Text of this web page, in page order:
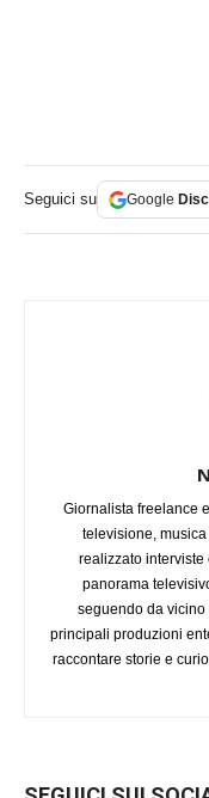
Seguici su Google
Giornalista freelance
televisione,
realizzato interviste
panorama
seguendo da vicino
principali produzioni
raccontare storie e